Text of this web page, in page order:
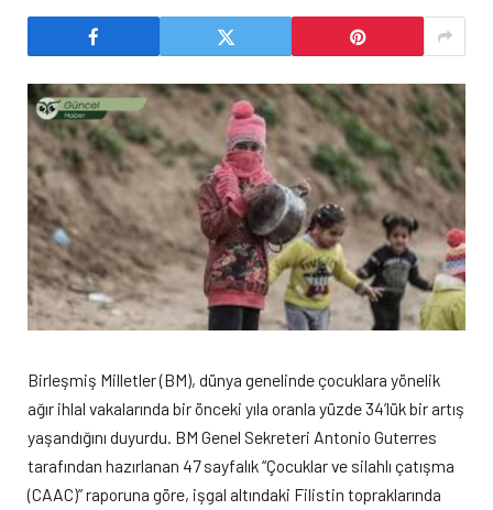
Birleşmiş Milletler (BM), dünya genelinde çocuklara yönelik
ağır ihlal vakalarında bir önceki yıla oranla yüzde 34’lük bir artış
yaşandığını duyurdu. BM Genel Sekreteri Antonio Guterres
tarafından hazırlanan 47 sayfalık “Çocuklar ve silahlı çatışma
(CAAC)” raporuna göre, işgal altındaki Filistin topraklarında